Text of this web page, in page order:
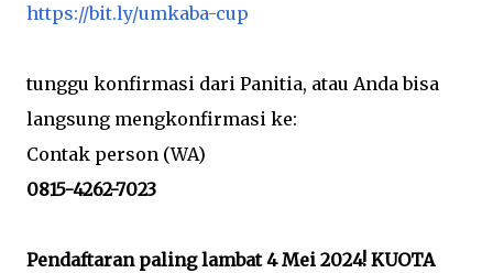
https://bit.ly/umkaba-cup
tunggu konfirmasi dari Panitia, atau Anda bisa
langsung mengkonfirmasi ke:
Contak person (WA)
0815-4262-7023
Pendaftaran paling lambat 4 Mei 2024! KUOTA